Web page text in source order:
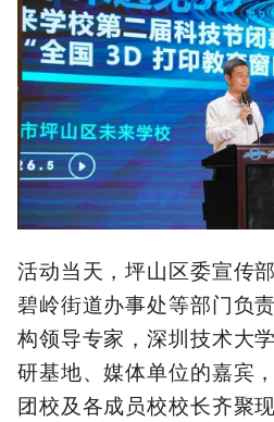
活动当天，坪山区委宣传
碧岭街道办事处等部门负
构领导专家，深圳技术大
研基地、媒体单位的嘉宾
团校及各成员校校长齐聚